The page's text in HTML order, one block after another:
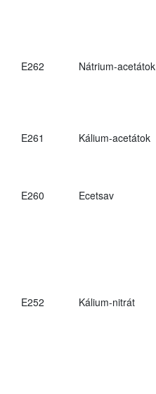
E262 Nátrium-acetátok
E261 Kálium-acetátok
E260 Ecetsav
E252 Kálium-nitrát